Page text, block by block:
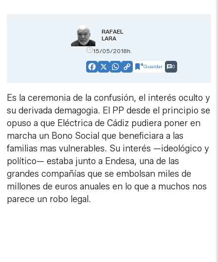
RAFAEL
LARA
15/05/2018h.
Facebook
X WhatsApp
CopyGuardar 0
Es la ceremonia de la confusión, el interés oculto y
su derivada demagogia. El PP desde el principio se
opuso a que Eléctrica de Cádiz pudiera poner en
marcha un Bono Social que beneficiara a las
familias mas vulnerables. Su interés —ideológico y
político— estaba junto a Endesa, una de las
grandes compañías que se embolsan miles de
millones de euros anuales en lo que a muchos nos
parece un robo legal.